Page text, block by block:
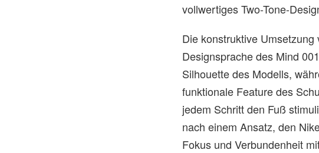
vollwertiges Two-Tone-
Die konstruktive
Designsprache des Mind
Silhouette des Modells,
funktionale Feature des
jedem Schritt den Fuß
nach einem Ansatz, den
Fokus und Verbundenheit